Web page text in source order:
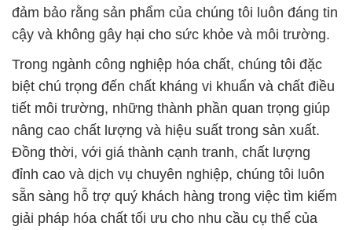
đảm bảo rằng sản phẩm của chúng tôi luôn đáng tin
cậy và không gây hại cho sức khỏe và môi trường.
Trong ngành công nghiệp hóa chất, chúng tôi đặc
biệt chú trọng đến chất kháng vi khuẩn và chất điều
tiết môi trường, những thành phần quan trọng giúp
nâng cao chất lượng và hiệu suất trong sản xuất.
Đồng thời, với giá thành cạnh tranh, chất lượng
đỉnh cao và dịch vụ chuyên nghiệp, chúng tôi luôn
sẵn sàng hỗ trợ quý khách hàng trong việc tìm kiếm
giải pháp hóa chất tối ưu cho nhu cầu cụ thể của